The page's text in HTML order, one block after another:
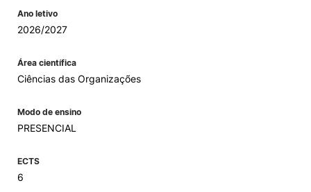
Ano letivo
2026/2027
Área científica
Ciências das Organizações
Modo de ensino
PRESENCIAL
ECTS
6